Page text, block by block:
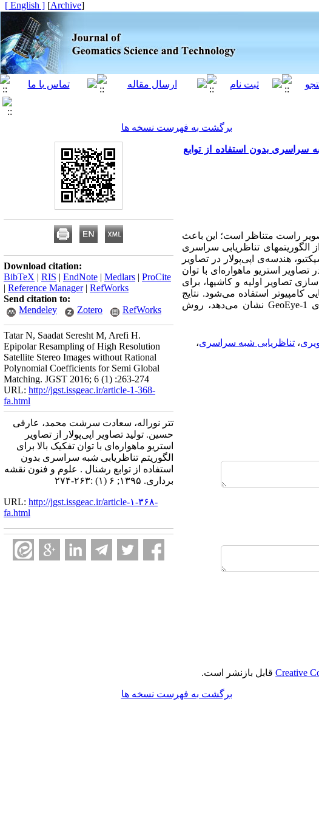
[
Archive
]
[ English ]
برگشت به فهرست نسخه ها
سراسری بدون استفاده از توابع
راست متناظر است؛ این باعث
تناظریابی سراسری
هندسه‌ی اپی‌پولار در تصاویر
استریو ماهواره‌ای با توان
تصاویر اولیه و کاشی­ها، برای
شود. نتایج
ی GeoEye-1 نشان می‌دهد، روش
، تناظریابی شبه سراسری،
Download citation:
BibTeX | RIS | EndNote | Medlars | ProCite
| Reference Manager| RefWorks
Send citation to:
Mendeley
Zotero RefWorks
Tatar N, Saadat Seresht M, Arefi H.
Epipolar Resampling of High Resolution
Satellite Stereo Images without Rational
Polynomial Coefficients for Semi Global
Matching. JGST 2016; 6 (1) :263-274
URL: http://jgst.issgeac.ir/article-1-368-
fa.html
تتر نوراله، سعادت سرشت محمد، عارفی
حسین. تولید تصاویر اپی‌پولار از تصاویر
استریو ماهواره‌ای با توان تفکیک بالا برای
الگوریتم تناظریابی شبه سراسری بدون
استفاده از توابع رشنال . علوم و فنون نقشه
برداری. ۱۳۹۵; ۶ (۱) :۲۶۳-۲۷۴
URL: http://jgst.issgeac.ir/article-۱-۳۶۸-
fa.html
Creative قابل بازنشر است.
برگشت به فهرست نسخه ها